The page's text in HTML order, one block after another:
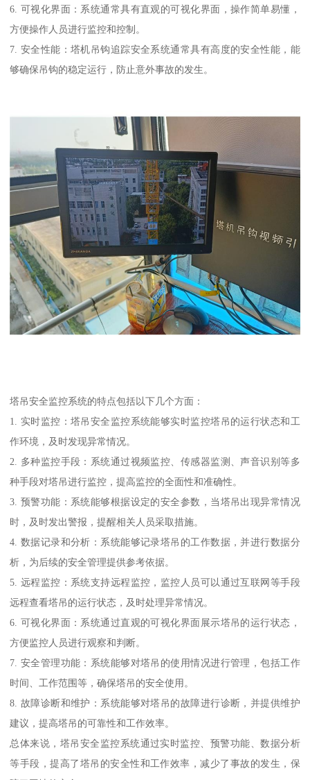
6. 可视化界面：系统通常具有直观的可视化界面，操作简单易懂，
方便操作人员进行监控和控制。
7. 安全性能：塔机吊钩追踪安全系统通常具有高度的安全性能，能
够确保吊钩的稳定运行，防止意外事故的发生。
塔吊安全监控系统的特点包括以下几个方面：
1. 实时监控：塔吊安全监控系统能够实时监控塔吊的运行状态和工
作环境，及时发现异常情况。
2. 多种监控手段：系统通过视频监控、传感器监测、声音识别等多
种手段对塔吊进行监控，提高监控的全面性和准确性。
3. 预警功能：系统能够根据设定的安全参数，当塔吊出现异常情况
时，及时发出警报，提醒相关人员采取措施。
4. 数据记录和分析：系统能够记录塔吊的工作数据，并进行数据分
析，为后续的安全管理提供参考依据。
5. 远程监控：系统支持远程监控，监控人员可以通过互联网等手段
远程查看塔吊的运行状态，及时处理异常情况。
6. 可视化界面：系统通过直观的可视化界面展示塔吊的运行状态，
方便监控人员进行观察和判断。
7. 安全管理功能：系统能够对塔吊的使用情况进行管理，包括工作
时间、工作范围等，确保塔吊的安全使用。
8. 故障诊断和维护：系统能够对塔吊的故障进行诊断，并提供维护
建议，提高塔吊的可靠性和工作效率。
总体来说，塔吊安全监控系统通过实时监控、预警功能、数据分析
等手段，提高了塔吊的安全性和工作效率，减少了事故的发生，保